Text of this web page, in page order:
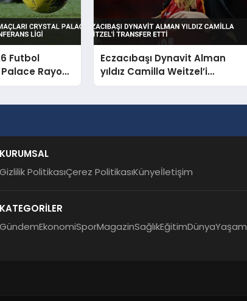
Futbol
Rayo
Konferans Ligi
Eczacıbaşı Dynavit Alman
yıldız Camilla Weitzel’i
transfer etti
KURUMSAL
Gizlilik PolitikasıÇerez PolitikasıKünyeİletişim
KATEGORİLER
GündemEkonomiSporMagazinSağlıkEğitimDünyaYaşam